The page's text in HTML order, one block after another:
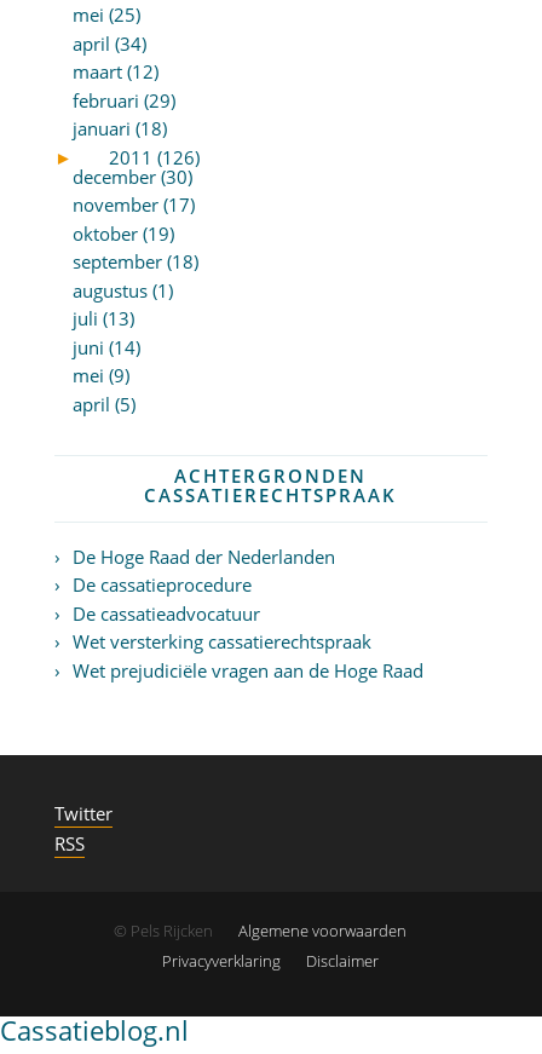
mei (25)
april (34)
maart (12)
februari (29)
januari (18)
►
2011 (126)
december (30)
november (17)
oktober (19)
september (18)
augustus (1)
juli (13)
juni (14)
mei (9)
april (5)
ACHTERGRONDEN
CASSATIERECHTSPRAAK
De Hoge Raad der Nederlanden
De cassatieprocedure
De cassatieadvocatuur
Wet versterking cassatierechtspraak
Wet prejudiciële vragen aan de Hoge Raad
Twitter
RSS
© Pels Rijcken
Algemene voorwaarden
Privacyverklaring
Disclaimer
Cassatieblog.nl